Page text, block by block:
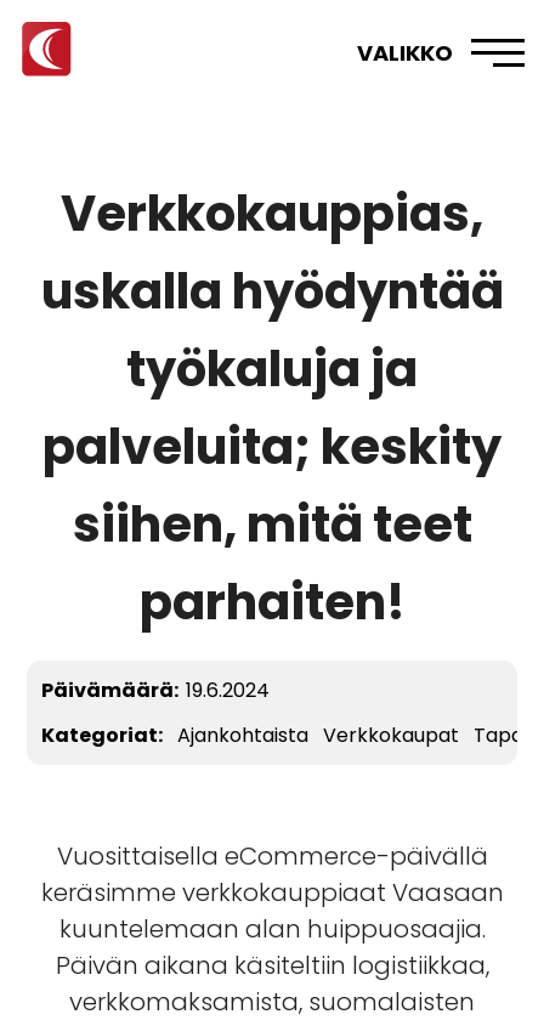
VALIKKO
Verkkokauppias,
uskalla hyödyntää
työkaluja ja
palveluita; keskity
siihen, mitä teet
parhaiten!
Päivämäärä: 19.6.2024
Kategoriat: Ajankohtaista Verkkokaupat
Vuosittaisella eCommerce-päivällä
keräsimme verkkokauppiaat Vaasaan
kuuntelemaan alan huippuosaajia.
Päivän aikana käsiteltiin logistiikkaa,
verkkomaksamista, suomalaisten